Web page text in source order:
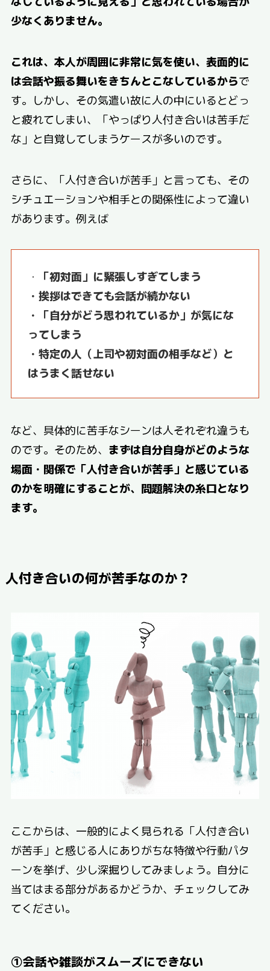
少なくありません。
これは、本人が周囲に非常に気を使い、表面的に
は会話や振る舞いをきちんとこなしているからで
す。しかし、その気遣い故に人の中にいるとどっ
と疲れてしまい、「やっぱり人付き合いは苦手だ
な」と自覚してしまうケースが多いのです。
さらに、「人付き合いが苦手」と言っても、その
シチュエーションや相手との関係性によって違い
があります。例えば
・
「初対面」に緊張しすぎてしまう
・挨拶はできても会話が続かない
・「自分がどう思われているか」が気にな
ってしまう
・特定の人（上司や初対面の相手など）と
はうまく話せない
など、具体的に苦手なシーンは人それぞれ違うも
のです。そのため、 まずは自分自身がどのような
場面・関係で「人付き合いが苦手」と感じている
のかを明確にすることが、問題解決の糸口となり
ます。
人付き合いの何が苦手なのか？
ここからは、一般的によく見られる「人付き合い
が苦手」と感じる人にありがちな特徴や行動パタ
ーンを挙げ、少し深掘りしてみましょう。自分に
当てはまる部分があるかどうか、チェックしてみ
てください。
①会話や雑談がスムーズにできない